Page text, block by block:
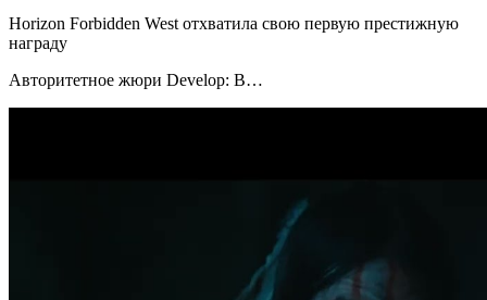
Horizon Forbidden West отхватила свою первую престижную
награду
Авторитетное жюри Develop: B…